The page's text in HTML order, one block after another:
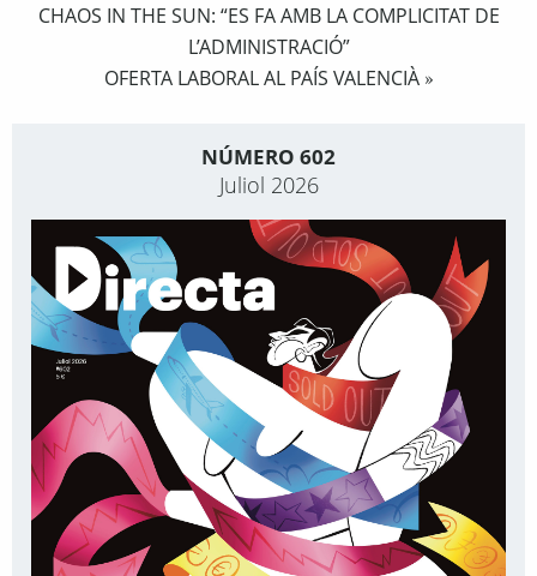
CHAOS IN THE SUN: “ES FA AMB LA COMPLICITAT DE
L’ADMINISTRACIÓ”
OFERTA LABORAL AL PAÍS VALENCIÀ»
NÚMERO 602
Juliol 2026